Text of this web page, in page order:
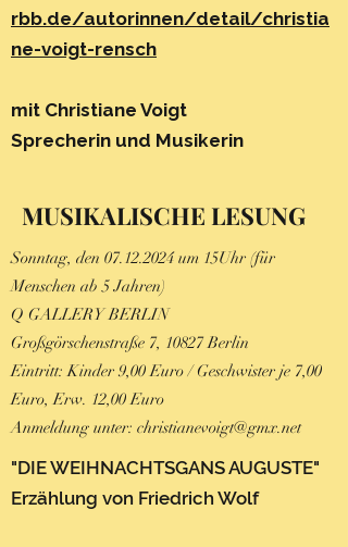
rbb.de/autorinnen/detail/christia
ne-voigt-rensch
mit Christiane Voigt
Sprecherin und Musikerin
MUSIKALISCHE LESUNG
Sonntag, den 07.12.2024um 15Uhr (für
Menschen ab 5 Jahren)
Q GALLERY BERLIN
Großgörschenstraße 7, 10827 Berlin
Eintritt: Kinder 9,00 Euro / Geschwister je 7,00
Euro, Erw. 12,00 Euro
Anmeldung unter: christianevoigt@gmx.net
"DIE WEIHNACHTSGANS AUGUSTE"
Erzählung von Friedrich Wolf